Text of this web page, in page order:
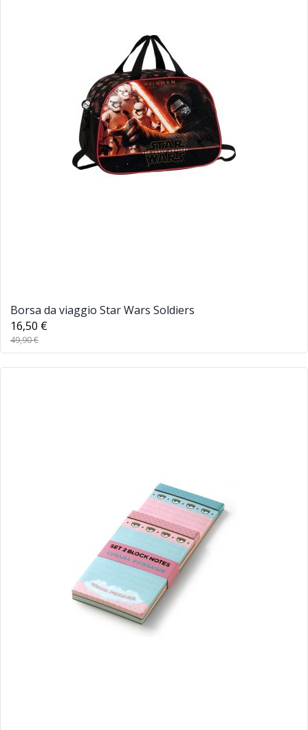
Borsa da viaggio Star Wars Soldiers
16,50 €
49,90 €